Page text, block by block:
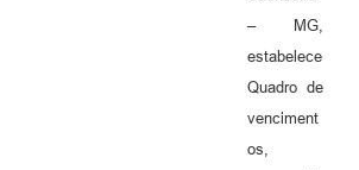
– MG,
estabelece
Quadro de
venciment
os,